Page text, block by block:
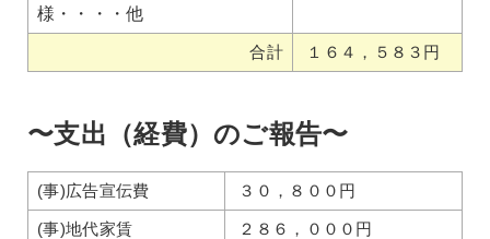
様・・・・他
合計 １６４，５８３円
〜支出（経費）のご報告〜
(事)広告宣伝費 ３０，８００円
(事)地代家賃 ２８６，０００円